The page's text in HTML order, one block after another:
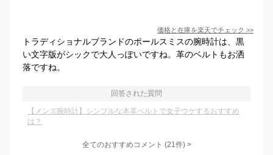
価格と在庫を楽天でチェック >>
トラディショナルブランドのポールスミスの腕時計は、黒
い文字版がシックで大人っぽいですね。革のベルトもお洒
落ですね。
回答された質問
【メンズ腕時計】シンプルな本革ベルトで女子ウケするおすすめ
は？
全てのおすすめコメント (21件) >